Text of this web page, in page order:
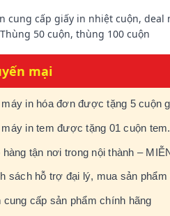
cung cấp giấy in nhiệt cuộn, deal
50 cuộn, thùng 100 cuộn
mại
máy in hóa đơn được tặng 5 cuộn
in tem được tặng 01 cuộn tem.
hàng tận nơi trong nội thành –
sách hỗ trợ đại lý, mua sản
cung cấp sản phẩm chính hãng